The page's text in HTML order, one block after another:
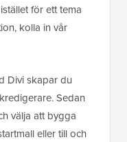
för ett tema
kolla in vår
Divi skapar du
Sedan
välja att bygga
eller till och